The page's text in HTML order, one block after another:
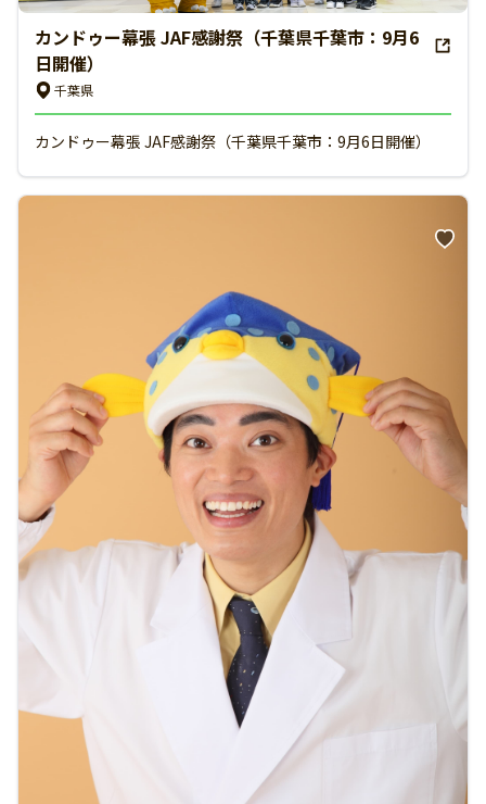
カンドゥー幕張 JAF感謝祭（千葉県千葉市：9月6
日開催）
千葉県
カンドゥー幕張 JAF感謝祭（千葉県千葉市：9月6日開催）